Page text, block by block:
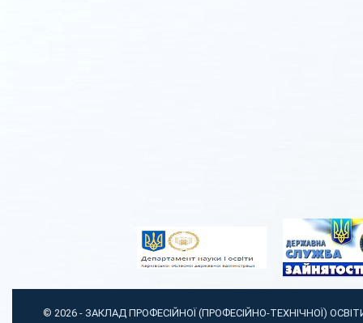
© 2026 - ЗАКЛАД ПРОФЕСІЙНОЇ (ПРОФЕСІЙНО-ТЕХНІЧНОЇ)